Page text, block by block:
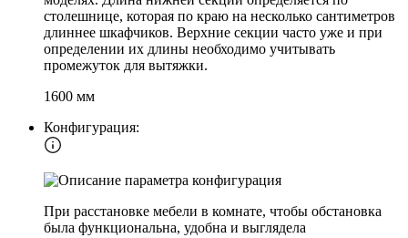
столешнице, которая по краю на несколько сантиметров
длиннее шкафчиков. Верхние секции часто уже и при
определении их длины необходимо учитывать
промежуток для вытяжки.
1600 мм
Конфигурация:
При расстановке мебели в комнате, чтобы обстановка
была функциональна, удобна и выглядела